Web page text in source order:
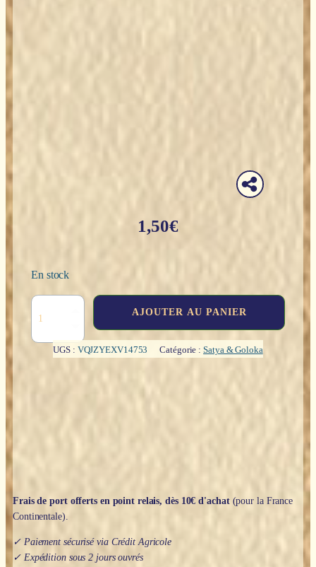
1,50€
En stock
Ambre
AJOUTER AU PANIER
UGS : VQJZYEXV14753 Catégorie :Satya & Goloka
Frais de port offerts en point relais, dès 10€ d'achat(pour la France
Continentale).
✓ Paiement sécurisé via Crédit Agricole
✓ Expédition sous 2 jours ouvrés